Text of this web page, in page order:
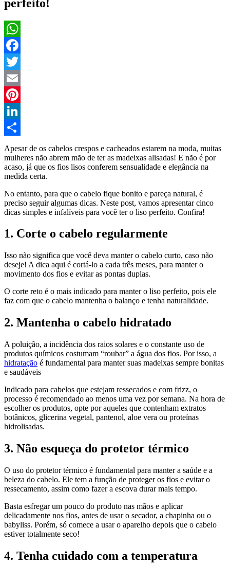
perfeito!
WhatsApp
Facebook
Twitter
Email
Pinterest
LinkedIn
Compartilhar
Apesar de os cabelos crespos e cacheados estarem na moda, muitas
mulheres não abrem mão de ter as madeixas alisadas! E não é por
acaso, já que os fios lisos conferem sensualidade e elegância na
medida certa.
No entanto, para que o cabelo fique bonito e pareça natural, é
preciso seguir algumas dicas. Neste post, vamos apresentar cinco
dicas simples e infalíveis para você ter o liso perfeito. Confira!
1. Corte o cabelo regularmente
Isso não significa que você deva manter o cabelo curto, caso não
deseje! A dica aqui é cortá-lo a cada três meses, para manter o
movimento dos fios e evitar as pontas duplas.
O corte reto é o mais indicado para manter o liso perfeito, pois ele
faz com que o cabelo mantenha o balanço e tenha naturalidade.
2. Mantenha o cabelo hidratado
A poluição, a incidência dos raios solares e o constante uso de
produtos químicos costumam “roubar” a água dos fios. Por isso, a
hidratação é fundamental para manter suas madeixas sempre bonitas
e saudáveis
Indicado para cabelos que estejam ressecados e com frizz, o
processo é recomendado ao menos uma vez por semana. Na hora de
escolher os produtos, opte por aqueles que contenham extratos
botânicos, glicerina vegetal, pantenol, aloe vera ou proteínas
hidrolisadas.
3. Não esqueça do protetor térmico
O uso do protetor térmico é fundamental para manter a saúde e a
beleza do cabelo. Ele tem a função de proteger os fios e evitar o
ressecamento, assim como fazer a escova durar mais tempo.
Basta esfregar um pouco do produto nas mãos e aplicar
delicadamente nos fios, antes de usar o secador, a chapinha ou o
babyliss. Porém, só comece a usar o aparelho depois que o cabelo
estiver totalmente seco!
4. Tenha cuidado com a temperatura